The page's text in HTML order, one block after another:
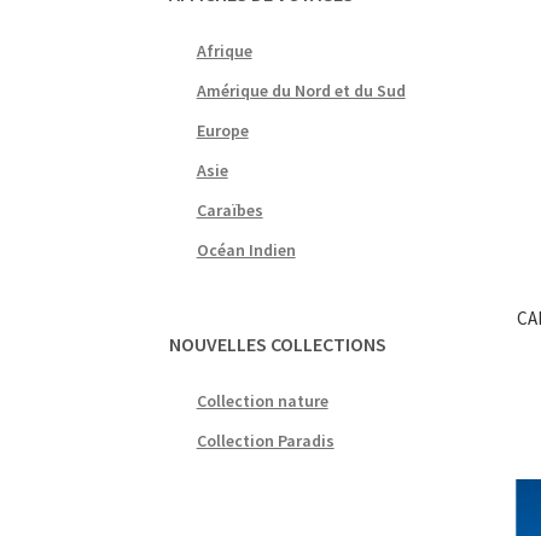
Afrique
Amérique du Nord et du Sud
Europe
Asie
Caraïbes
Océan Indien
NOUVELLES COLLECTIONS
Collection nature
Collection Paradis